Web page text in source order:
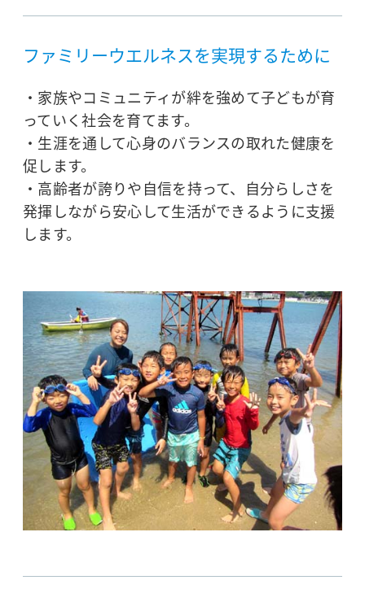
ファミリーウエルネスを実現するために
・家族やコミュニティが絆を強めて子どもが育
っていく社会を育てます。
・生涯を通して心身のバランスの取れた健康を
促します。
・高齢者が誇りや自信を持って、自分らしさを
発揮しながら安心して生活ができるように支援
します。